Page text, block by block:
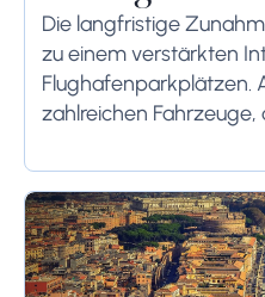
Systems
Die langfristige
zu einem verstärkten
Flughafenparkplätzen.
zahlreichen
wochenlang auf dem
verbleiben, sollten die
Begrenzungen
werden, um